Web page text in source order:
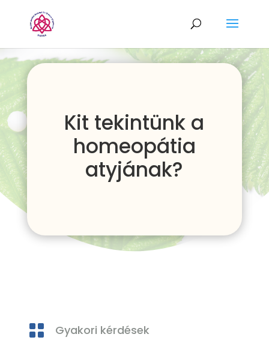
Kit tekintünk a
homeopátia
atyjának?
 Gyakori kérdések